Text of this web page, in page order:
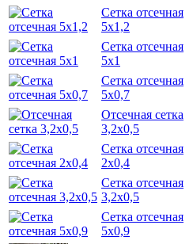
Сетка отсечная
5х1,2
Сетка отсечная
5х1
Сетка отсечная
5х0,7
Отсечная сетка
3,2х0,5
Сетка отсечная
2х0,4
Сетка отсечная
3,2х0,5
Сетка отсечная
5х0,9